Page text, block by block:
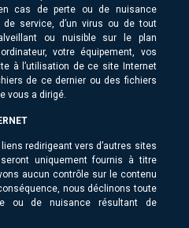
cas de perte ou de nuisance
de service, d’un virus ou de tout
ou nuisible sur le plan
votre équipement, vos
à l’utilisation de ce site Internet
de ce dernier ou des fichiers
vous a dirigé.
redirigeant vers d’autres sites
uniquement fournis à titre
aucun contrôle sur le contenu
nous déclinons toute
ou de nuisance résultant de